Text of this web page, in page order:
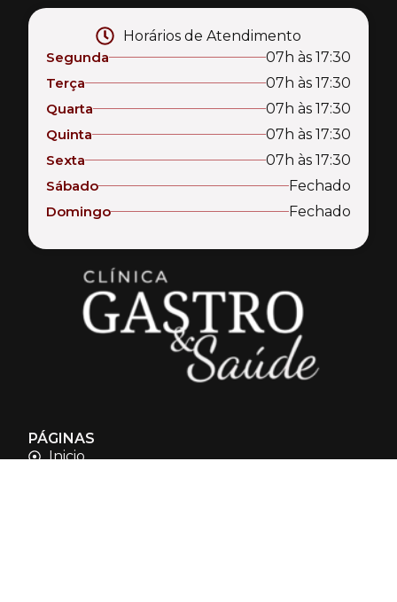
PÁGINAS
Inicio
Horários de Atendimento
Segunda
07h às 17:30
Terça
07h às 17:30
Quarta
07h às 17:30
Quinta
07h às 17:30
Sexta
07h às 17:30
Sábado
Fechado
Domingo
Fechado